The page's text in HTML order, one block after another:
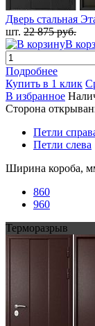
Дверь стальная
шт. 22 875 руб.
В
Подробнее
Купить в 1 клик
В избранное
Сторона
Петли
Петли слева
Ширина короба,
860
960
Терморазрыв